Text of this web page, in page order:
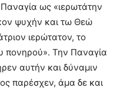
ως «ιερωτάτην
ψυχήν και τω Θεώ
ιερώτατον, το
πονηρού». Την Παναγία
αυτήν και δύναμιν
παρέσχεν, άμα δε και